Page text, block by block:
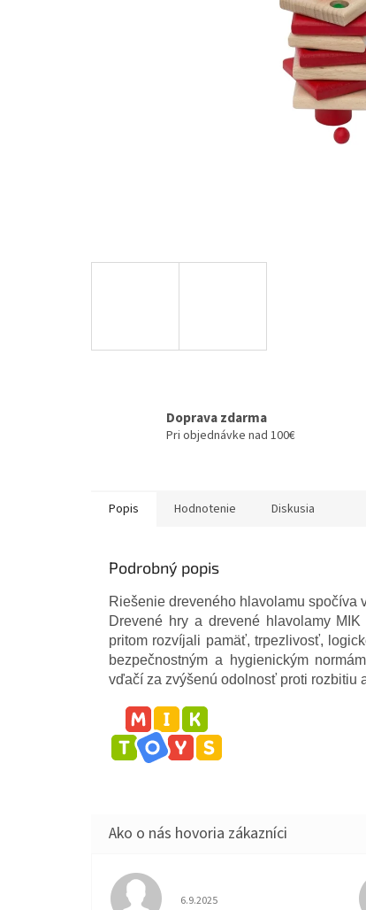
Doprava zdarma
Pri objednávke nad 100€
Popis Hodnotenie Diskusia
Podrobný popis
Riešenie dreveného hlavolamu spočíva
Drevené hry a drevené hlavolamy
pritom rozvíjali pamäť, trpezlivosť,
bezpečnostným a hygienickým
vďačí za zvýšenú odolnosť proti rozbitiu
Hodnotenie obchodu je 5 z 5
6.9.2025